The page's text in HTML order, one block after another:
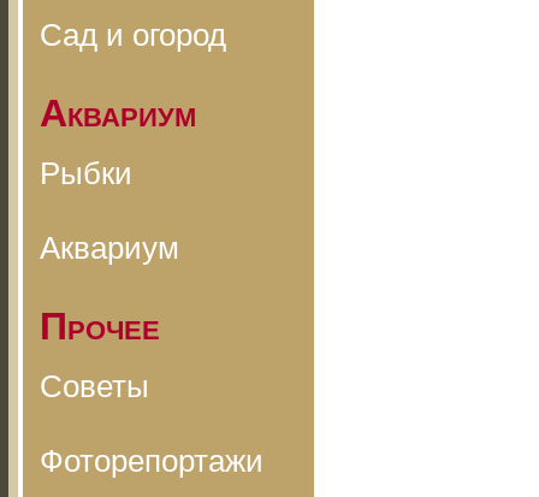
Сад и огород
Аквариум
Рыбки
Аквариум
Прочее
Советы
Фоторепортажи